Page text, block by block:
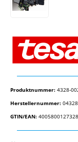
Produktnummer: 4328-
Herstellernummer:
GTIN/EAN: 4005800127328